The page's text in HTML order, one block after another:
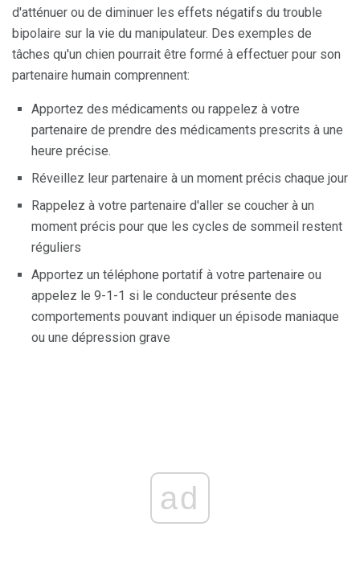
d'atténuer ou de diminuer les effets négatifs du trouble
bipolaire sur la vie du manipulateur. Des exemples de
tâches qu'un chien pourrait être formé à effectuer pour son
partenaire humain comprennent:
Apportez des médicaments ou rappelez à votre
partenaire de prendre des médicaments prescrits à une
heure précise.
Réveillez leur partenaire à un moment précis chaque jour
Rappelez à votre partenaire d'aller se coucher à un
moment précis pour que les cycles de sommeil restent
réguliers
Apportez un téléphone portatif à votre partenaire ou
appelez le 9-1-1 si le conducteur présente des
comportements pouvant indiquer un épisode maniaque
ou une dépression grave
ad